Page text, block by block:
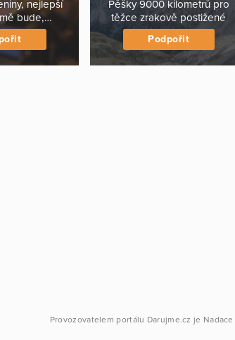
nejlepší
bude,…
Pěšky 9000 kilometrů pro
těžce zrakově postižené
Podpořit
Provozovatelem portálu Darujme.cz je